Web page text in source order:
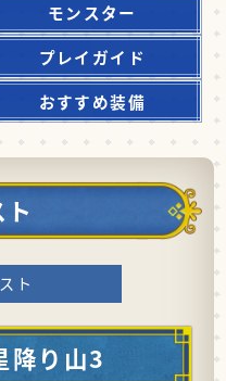
モンスター
プレイガイド
おすすめ装備
ト
降り山3